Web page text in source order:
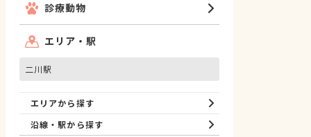
診療動物
エリア・駅
二川駅
エリアから探す
沿線・駅から探す